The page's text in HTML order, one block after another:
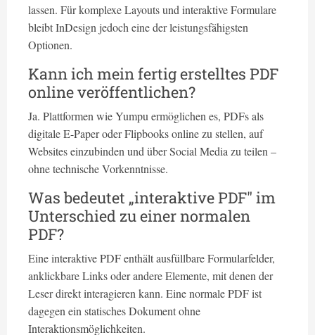
lassen. Für komplexe Layouts und interaktive Formulare
bleibt InDesign jedoch eine der leistungsfähigsten
Optionen.
Kann ich mein fertig erstelltes PDF
online veröffentlichen?
Ja. Plattformen wie Yumpu ermöglichen es, PDFs als
digitale E-Paper oder Flipbooks online zu stellen, auf
Websites einzubinden und über Social Media zu teilen –
ohne technische Vorkenntnisse.
Was bedeutet „interaktive PDF" im
Unterschied zu einer normalen
PDF?
Eine interaktive PDF enthält ausfüllbare Formularfelder,
anklickbare Links oder andere Elemente, mit denen der
Leser direkt interagieren kann. Eine normale PDF ist
dagegen ein statisches Dokument ohne
Interaktionsmöglichkeiten.